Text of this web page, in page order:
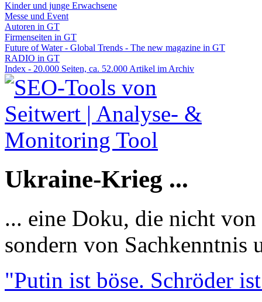
Kinder und junge Erwachsene
Messe und Event
Autoren in GT
Firmenseiten in GT
Future of Water - Global Trends - The new magazine in GT
RADIO in GT
Index - 20.000 Seiten, ca. 52.000 Artikel im Archiv
Ukraine-Krieg ...
... eine Doku, die nicht
sondern von Sachkenntnis
"Putin ist böse. Schröder